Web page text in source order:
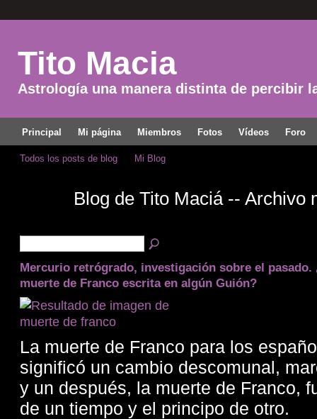
Tito Macia
Astrología una manera distinta de percibir
Principal Mi página Miembros Fotos Vídeos Foro
Todos los posts de blog Mi Blog
Blog de Tito Maciá -- Archivo
Mercurio retrógrado, investigación sobre el pasado.
muerte de Franco escrita en algún Guión?
La muerte de Franco para los
significó un cambio descomunal,
y un después, la muerte de Franco,
de un tiempo y el principo de otro.